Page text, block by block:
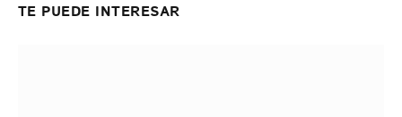
TE PUEDE INTERESAR